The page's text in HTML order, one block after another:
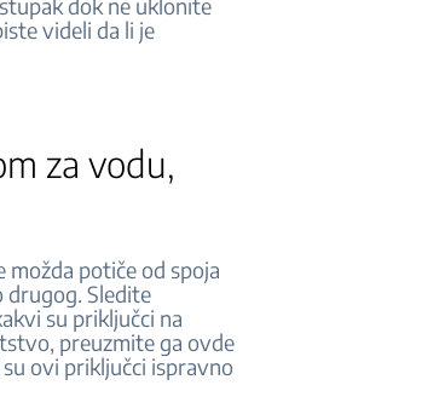
videli da li je
za vodu,
možda potiče od spoja
drugog. Sledite
su priključci na
preuzmite ga ovde
ovi priključci ispravno